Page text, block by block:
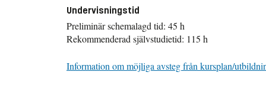
Undervisningstid
Preliminär schemalagd tid: 45 h
Rekommenderad självstudietid: 115 h
Information om möjliga avsteg från kursplan/